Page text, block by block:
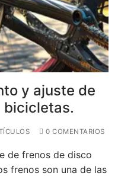
y ajuste de
bicicletas.
0 COMENTARIOS
de frenos de disco
frenos son una de las